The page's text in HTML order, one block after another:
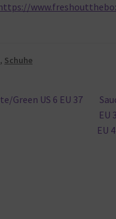
, Schuhe
Green US 6 EU 37
EU
EU